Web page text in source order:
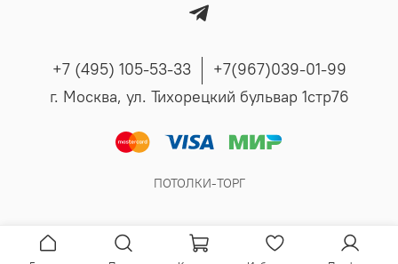
+7 (495) 105-53-33
+7(967)039-01-99
г. Москва, ул. Тихорецкий бульвар 1стр76
ПОТОЛКИ-ТОРГ